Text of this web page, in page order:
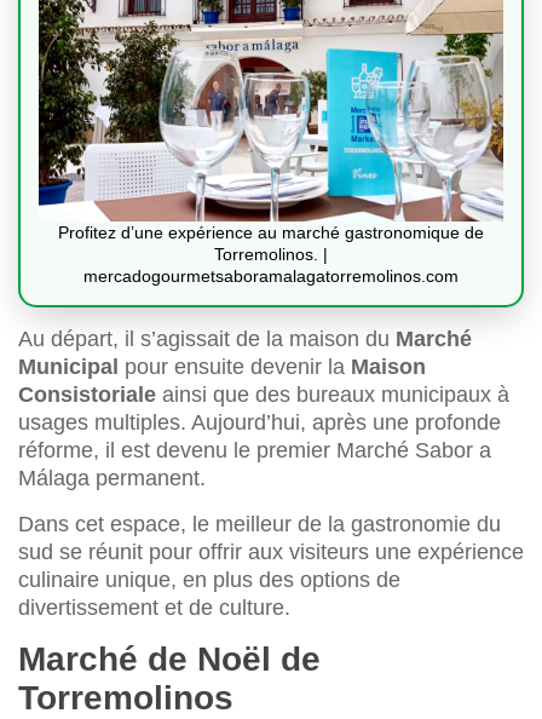
Profitez d’une expérience au marché gastronomique de
Torremolinos. |
mercadogourmetsaboramalagatorremolinos.com
Au départ, il s’agissait de la maison du Marché
Municipal pour ensuite devenir la Maison
Consistoriale ainsi que des bureaux municipaux à
usages multiples. Aujourd’hui, après une profonde
réforme, il est devenu le premier Marché Sabor a
Málaga permanent.
Dans cet espace, le meilleur de la gastronomie du
sud se réunit pour offrir aux visiteurs une expérience
culinaire unique, en plus des options de
divertissement et de culture.
Marché de Noël de
Torremolinos